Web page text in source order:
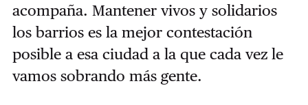
acompaña. Mantener vivos y solidarios
los barrios es la mejor contestación
posible a esa ciudad a la que cada vez le
vamos sobrando más gente.